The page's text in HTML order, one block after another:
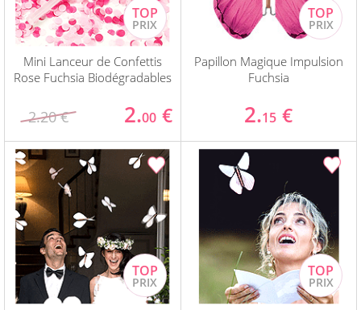
Mini Lanceur de Confettis
Rose Fuchsia Biodégradables
2.20 € 2.00 €
Papillon Magique Impulsion
Fuchsia
2.15 €